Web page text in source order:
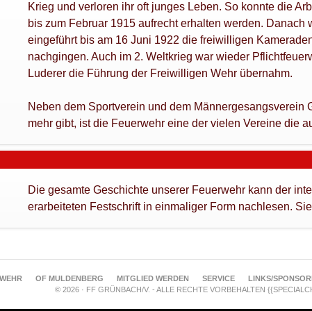
Krieg und verloren ihr oft junges Leben. So konnte die
bis zum Februar 1915 aufrecht erhalten werden.
eingeführt bis am 16 Juni 1922 die freiwilligen
nachgingen. Auch im 2. Weltkrieg war wieder
Luderer die Führung der Freiwilligen Wehr übernahm.
Neben dem Sportverein und dem Männergesangsverein
mehr gibt, ist die Feuerwehr eine der vielen Vereine die
Die gesamte Geschichte unserer Feuerwehr kann der
erarbeiteten Festschrift in einmaliger Form nachlesen.
OF MULDENBERG MITGLIED WERDEN SERVICE LINKS/
© 2026 · FF GRÜNBACH/V. - ALLE RECHTE VORBEHALTEN